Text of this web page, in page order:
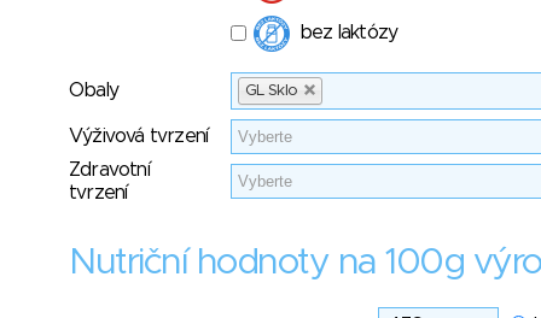
bez laktózy
Obaly GL Sklo
Výživová tvrzení
Zdravotní
tvrzení
Nutriční hodnoty na 100g